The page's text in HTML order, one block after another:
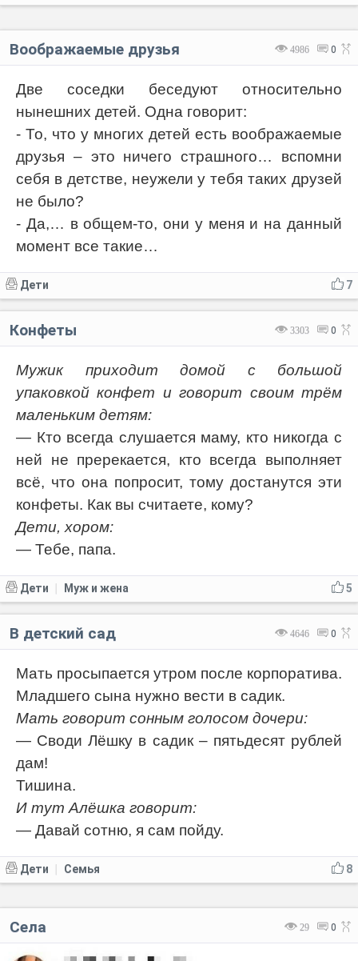
4986 0
Воображаемые друзья
Две соседки беседуют относительно
нынешних детей. Одна говорит:
- То, что у многих детей есть воображаемые
друзья – это ничего страшного… вспомни
себя в детстве, неужели у тебя таких друзей
не было?
- Да,… в общем-то, они у меня и на данный
момент все такие…
7
Дети
3303 0
Конфеты
Мужик приходит домой с большой
упаковкой конфет и говорит своим трём
маленьким детям:
— Кто всегда слушается маму, кто никогда с
ней не пререкается, кто всегда выполняет
всё, что она попросит, тому достанутся эти
конфеты. Как вы считаете, кому?
Дети, хором:
— Тебе, папа.
5
Дети Муж и жена
4646 0
В детский сад
Мать просыпается утром после корпоратива.
Младшего сына нужно вести в садик.
Мать говорит сонным голосом дочери:
— Своди Лёшку в садик – пятьдесят рублей
дам!
Тишина.
И тут Алёшка говорит:
— Давай сотню, я сам пойду.
8
Дети Семья
29 0
Села